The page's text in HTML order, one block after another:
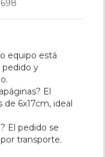
equipo está
y
El
6x17cm, ideal
El pedido se
transporte.